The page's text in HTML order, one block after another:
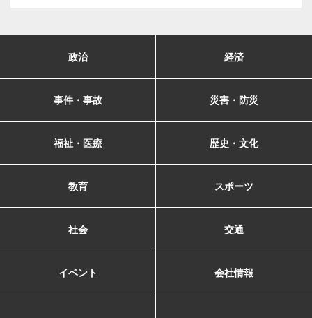
政治 経済
事件・事故 災害・防災
福祉・医療 歴史・文化
教育 スポーツ
社会 交通
イベント 会社情報